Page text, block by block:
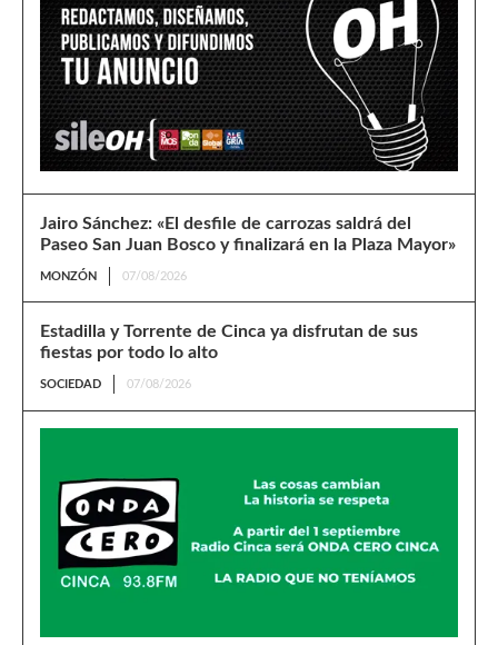
Jairo Sánchez: «El desfile de carrozas saldrá del
Paseo San Juan Bosco y finalizará en la Plaza Mayor»
MONZÓN 07/08/2026
Estadilla y Torrente de Cinca ya disfrutan de sus
fiestas por todo lo alto
SOCIEDAD 07/08/2026